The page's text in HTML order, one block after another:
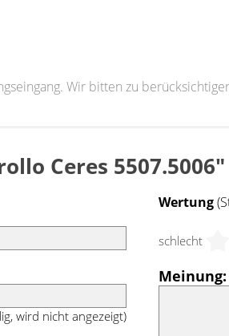
Wir bitten zu
Ceres
wird nicht angezeigt)
Wertung
schlecht
Meinung: